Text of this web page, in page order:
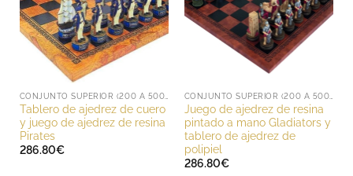
Tablero de ajedrez de cuero
y juego de ajedrez de resina
Pirates
286.80€
Juego de ajedrez de resina
pintado a mano Gladiators y
tablero de ajedrez de
polipiel
286.80€